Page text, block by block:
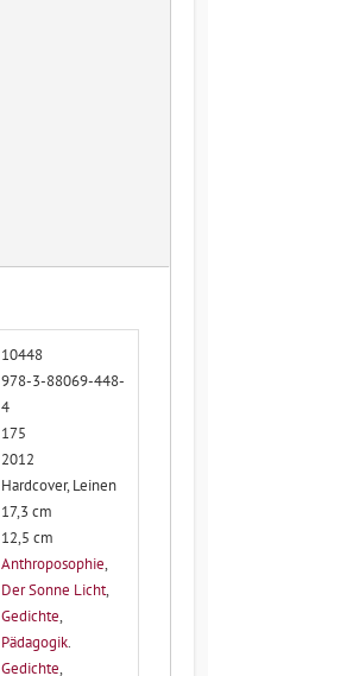
10448
978-3-88069-448-
4
175
2012
Hardcover, Leinen
17,3 cm
12,5 cm
Anthroposophie,
Der Sonne Licht,
Gedichte,
Pädagogik.
Gedichte,